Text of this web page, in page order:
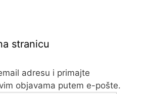
stranicu
adresu i primajte
objavama putem e-pošte.